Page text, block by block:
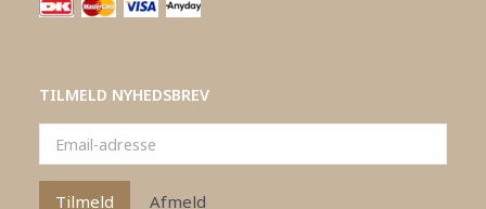
TILMELD NYHEDSBREV
adresse
Tilmeld Afmeld